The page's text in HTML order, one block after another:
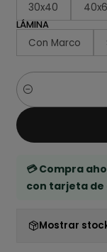
30x40
LÁMINA
Con Marco
Cantidad
💳 Compra
con tarjeta de
Mostrar